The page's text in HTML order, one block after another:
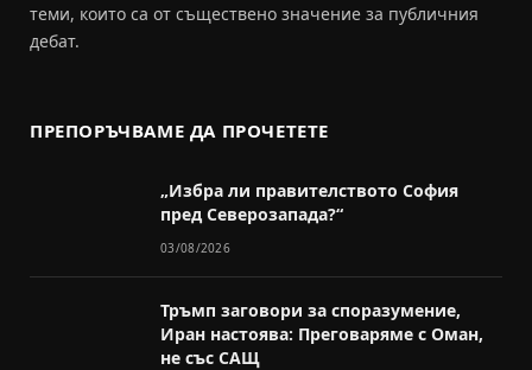
теми, които са от съществено значение за публичния
дебат.
ПРЕПОРЪЧВАМЕ ДА ПРОЧЕТЕТЕ
„Избра ли правителството София
пред Северозапада?“
03/08/2026
Тръмп заговори за споразумение,
Иран настоява: Преговаряме с Оман,
не със САЩ